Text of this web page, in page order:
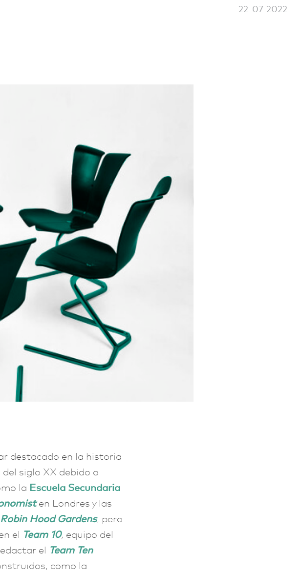
22-07-2022
destacado en la historia
siglo XX debido a
la Escuela Secundaria
en Londres y las
Robin Hood Gardens, pero
el Team 10, equipo del
el Team Ten
como la